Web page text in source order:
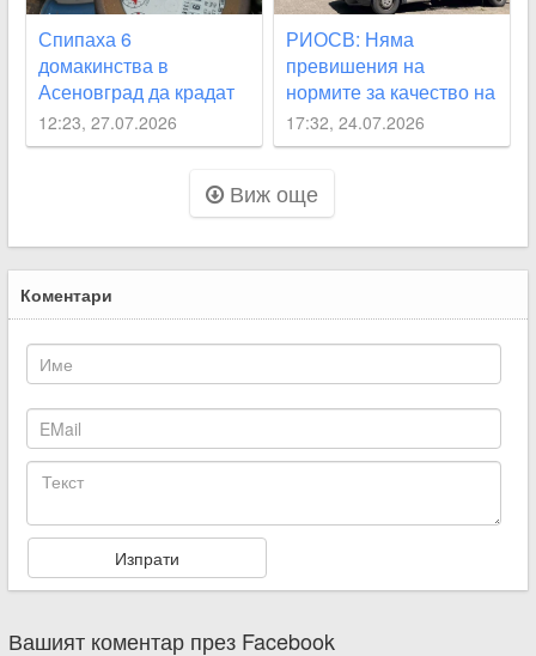
Спипаха 6
домакинства в
Асеновград да крадат
вода
12:23, 27.07.2026
РИОСВ: Няма
превишения на
нормите за качество на
въздуха след пожара в
Асеновград
17:32, 24.07.2026
Виж още
Коментари
Вашият коментар през Facebook